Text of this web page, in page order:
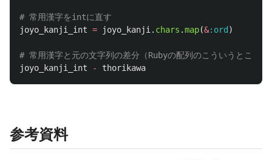
# 常用漢字をintに直す
joyo_kanji_int = joyo_kanji . chars .map(&:ord )
# 常用漢字と元の文字列の差分（Rubyの配列のこういうとこ好き
joyo_kanji_int
- thorikawa
参考資料